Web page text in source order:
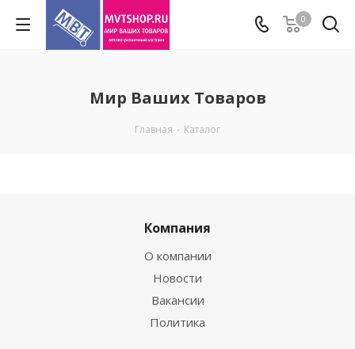
0
Мир Ваших Товаров
Главная - Каталог
Компания
О компании
Новости
Вакансии
Политика